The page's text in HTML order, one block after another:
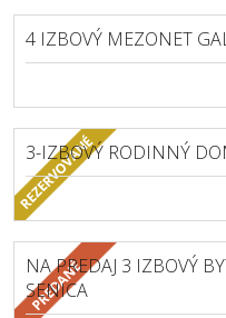
4 IZBOVÝ MEZONET
3-IZBOVÝ RODINNÝ
NA PREDAJ 3 IZBOVÝ
SENICA